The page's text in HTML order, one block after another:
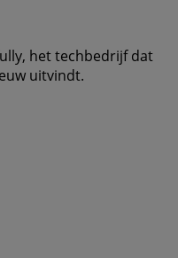
het techbedrijf dat
uitvindt.